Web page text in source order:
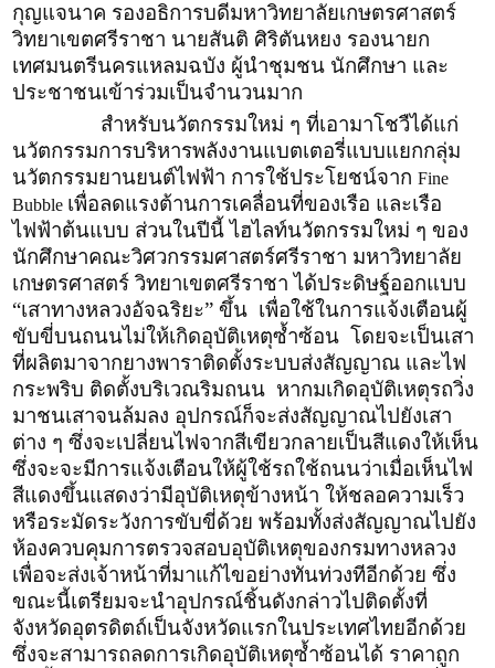
กุญแจนาค รองอธิการบดีมหาวิทยาลัยเกษตรศาสตร์
วิทยาเขตศรีราชา นายสันติ ศิริตันหยง รองนายก
เทศมนตรีนครแหลมฉบัง ผู้นำชุมชน นักศึกษา และ
ประชาชนเข้าร่วมเป็นจำนวนมาก
สำหรับนวัตกรรมใหม่ ๆ ที่เอามาโชวืได้แก่
นวัตกรรมการบริหารพลังงานแบตเตอรี่แบบแยกกลุ่ม
นวัตกรรมยานยนต์ไฟฟ้า การใช้ประโยชน์จาก Fine
Bubble เพื่อลดแรงต้านการเคลื่อนที่ของเรือ และเรือ
ไฟฟ้าต้นแบบ ส่วนในปีนี้ ไฮไลท์นวัตกรรมใหม่ ๆ ของ
นักศึกษาคณะวิศวกรรมศาสตร์ศรีราชา มหาวิทยาลัย
เกษตรศาสตร์ วิทยาเขตศรีราชา ได้ประดิษฐ์ออกแบบ
“เสาทางหลวงอัจฉริยะ” ขึ้น เพื่อใช้ในการแจ้งเตือนผู้
ขับขี่บนถนนไม่ให้เกิดอุบัติเหตุซ้ำซ้อน โดยจะเป็นเสา
ที่ผลิตมาจากยางพาราติดตั้งระบบส่งสัญญาณ และไฟ
กระพริบ ติดตั้งบริเวณริมถนน หากมเกิดอุบัติเหตุรถวิ่ง
มาชนเสาจนล้มลง อุปกรณ์ก็จะส่งสัญญาณไปยังเสา
ต่าง ๆ ซึ่งจะเปลี่ยนไฟจากสีเขียวกลายเป็นสีแดงให้เห็น
ซึ่งจะจะมีการแจ้งเตือนให้ผู้ใช้รถใช้ถนนว่าเมื่อเห็นไฟ
สีแดงขึ้นแสดงว่ามีอุบัติเหตุข้างหน้า ให้ชลอความเร็ว
หรือระมัดระวังการขับขี่ด้วย พร้อมทั้งส่งสัญญาณไปยัง
ห้องควบคุมการตรวจสอบอุบัติเหตุของกรมทางหลวง
เพื่อจะส่งเจ้าหน้าที่มาแก้ไขอย่างทันท่วงทีอีกด้วย ซึ่ง
ขณะนี้เตรียมจะนำอุปกรณ์ชิ้นดังกล่าวไปติดตั้งที่
จังหวัดอุตรดิตถ์เป็นจังหวัดแรกในประเทศไทยอีกด้วย
ซึ่งจะสามารถลดการเกิดอุบัติเหตุซ้ำซ้อนได้ ราคาถูก